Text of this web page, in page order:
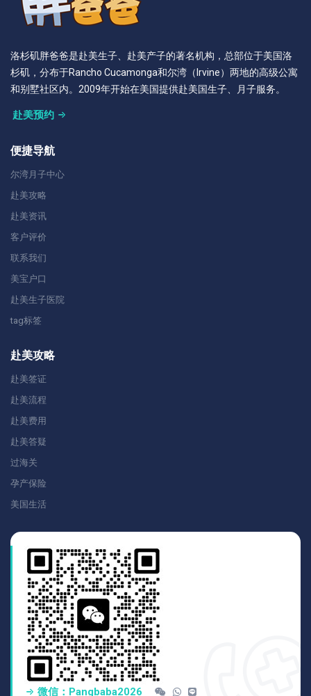
洛杉矶胖爸爸是赴美生子、赴美产子的著名机构，总部位于美国洛
杉矶，分布于Rancho Cucamonga和尔湾（Irvine）两地的高级公寓
和别墅社区内。2009年开始在美国提供赴美国生子、月子服务。
赴美预约
便捷导航
尔湾月子中心
赴美攻略
赴美资讯
客户评价
联系我们
美宝户口
赴美生子医院
tag标签
赴美攻略
赴美签证
赴美流程
赴美费用
赴美答疑
过海关
孕产保险
美国生活
微信：pangbaba2026